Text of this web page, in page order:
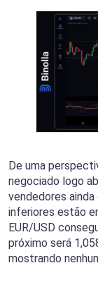
De uma
negociado logo
vendedores
inferiores estão
EUR/USD
próximo será
mostrando